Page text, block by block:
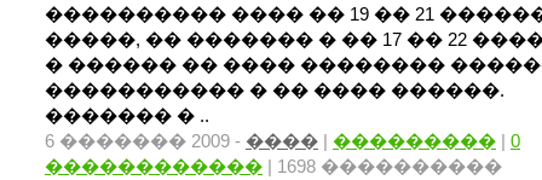
���������� ���� �� 19 �� 21
�����, �� ������� � �� 17 �� 22
� ������ �� ���� ��������
����������� � �� ���� ������.
������� � ..
6 ������� 2009 - ���� | ��������� | 0
������������ | 1698 ����������